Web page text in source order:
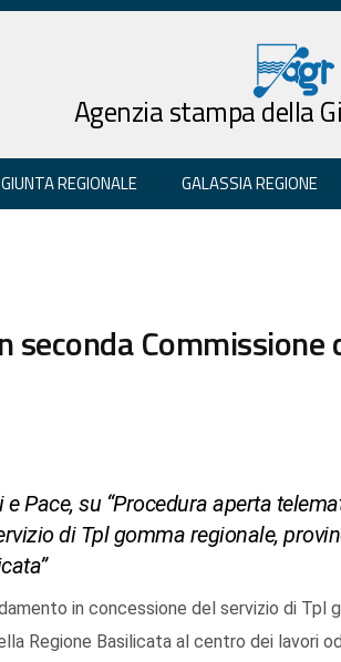
Agenzia stampa della
GIUNTA REGIONALE GALASSIA REGIONE
seconda Commissione
Pace, su “Procedura aperta
di Tpl gomma regionale,
in concessione del servizio di Tpl
Regione Basilicata al centro dei lavori